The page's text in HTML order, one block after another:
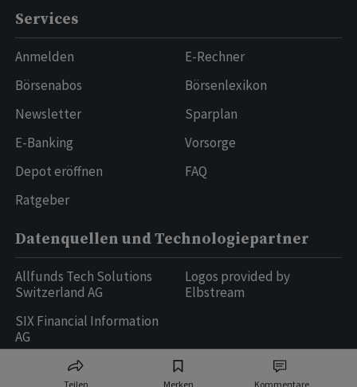
Teilen Merken Kommentare
Services
Anmelden
Börsenabos
Newsletter
E-Banking
Depot eröffnen
Ratgeber
E-Rechner
Börsenlexikon
Sparplan
Vorsorge
FAQ
Datenquellen und Technologiepartner
Allfunds Tech Solutions
Switzerland AG
SIX Financial Information
AG
Logos provided by
Elbstream